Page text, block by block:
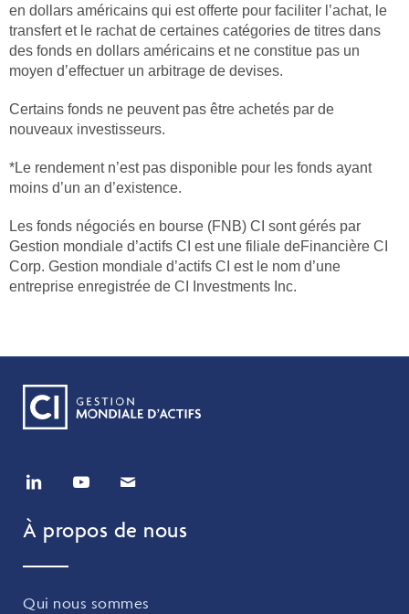
en dollars américains qui est offerte pour faciliter l’achat, le
transfert et le rachat de certaines catégories de titres dans
des fonds en dollars américains et ne constitue pas un
moyen d’effectuer un arbitrage de devises.
Certains fonds ne peuvent pas être achetés par de
nouveaux investisseurs.
*Le rendement n’est pas disponible pour les fonds ayant
moins d’un an d’existence.
Les fonds négociés en bourse (FNB) CI sont gérés par
Gestion mondiale d’actifs CI est une filiale deFinancière CI
Corp. Gestion mondiale d’actifs CI est le nom d’une
entreprise enregistrée de CI Investments Inc.
À propos de nous
Qui nous sommes